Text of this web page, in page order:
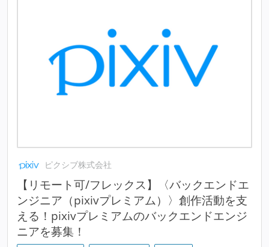
ピクシブ株式会社
【リモート可/フレックス】〈バックエンドエ
ンジニア（pixivプレミアム）〉創作活動を支
える！pixivプレミアムのバックエンドエンジ
ニアを募集！